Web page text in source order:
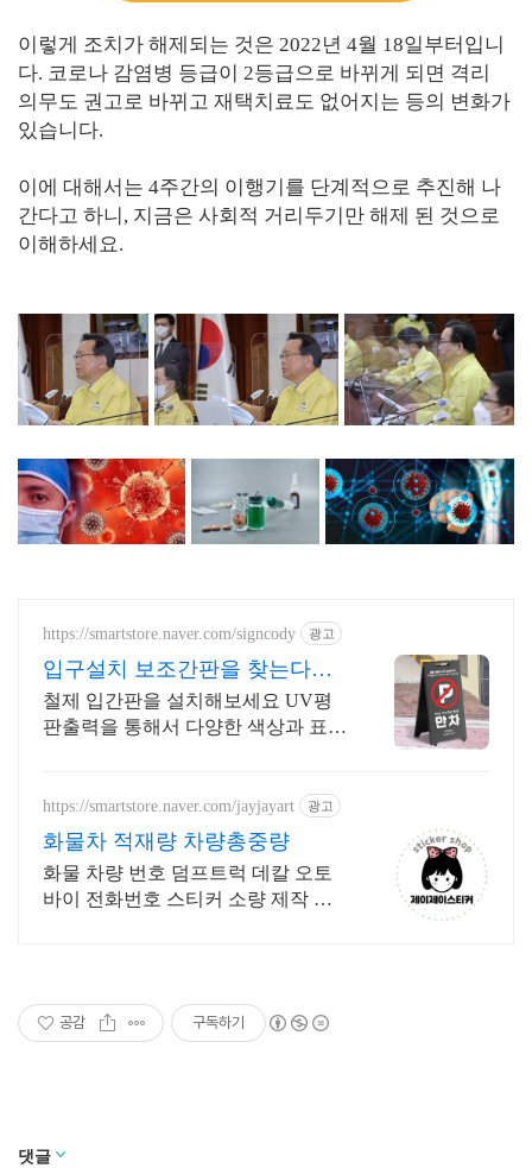
이렇게 조치가 해제되는 것은 2022년 4월 18일부터입니
다. 코로나 감염병 등급이 2등급으로 바뀌게 되면 격리
의무도 권고로 바뀌고 재택치료도 없어지는 등의 변화가
있습니다.
이에 대해서는 4주간의 이행기를 단계적으로 추진해 나
간다고 하니, 지금은 사회적 거리두기만 해제 된 것으로
이해하세요.
https://smartstore.naver.com/signcody 광고
입구설치 보조간판을 찾는다면
알림받기시 할인혜택
철제 입간판을 설치해보세요 UV평
판출력을 통해서 다양한 색상과 표현
https://smartstore.naver.com/jayjayart 광고
화물차 적재량 차량총중량
화물 차량 번호 덤프트럭 데칼 오토
바이 전화번호 스티커 소량 제작 가
공감 구독하기
댓글